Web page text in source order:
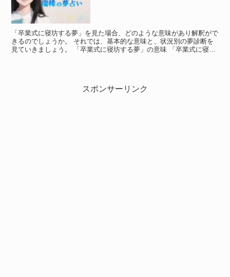
「卒業式に寝坊する夢」を見た場合、どのような意味があり解釈がで
きるのでしょうか。 それでは、基本的な意味と、状況別の夢診断を
見ていきましょう。 「卒業式に寝坊する夢」の意味 「卒業式に寝坊
スポンサーリンク